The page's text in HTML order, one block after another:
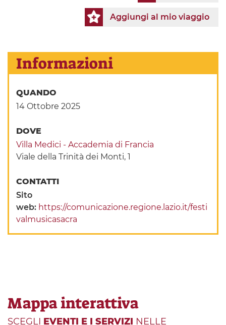
Aggiungi al mio viaggio
Informazioni
QUANDO
14 Ottobre 2025
DOVE
Villa Medici - Accademia di Francia
Viale della Trinità dei Monti, 1
CONTATTI
Sito
web: https://comunicazione.regione.lazio.it/festi
valmusicasacra
Mappa interattiva
SCEGLI EVENTI E I SERVIZI NELLE